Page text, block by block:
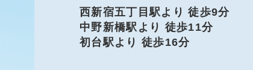
西新宿五丁目駅より 徒歩9分
中野新橋駅より 徒歩11分
初台駅より 徒歩16分